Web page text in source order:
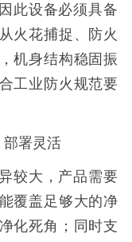
此设备必须具备
火花捕捉、防火
机身结构稳固振
工业防火规范要
部署灵活
较大，产品需要
覆盖足够大的净
化死角；同时支